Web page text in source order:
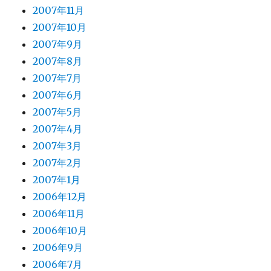
2007年11月
2007年10月
2007年9月
2007年8月
2007年7月
2007年6月
2007年5月
2007年4月
2007年3月
2007年2月
2007年1月
2006年12月
2006年11月
2006年10月
2006年9月
2006年7月